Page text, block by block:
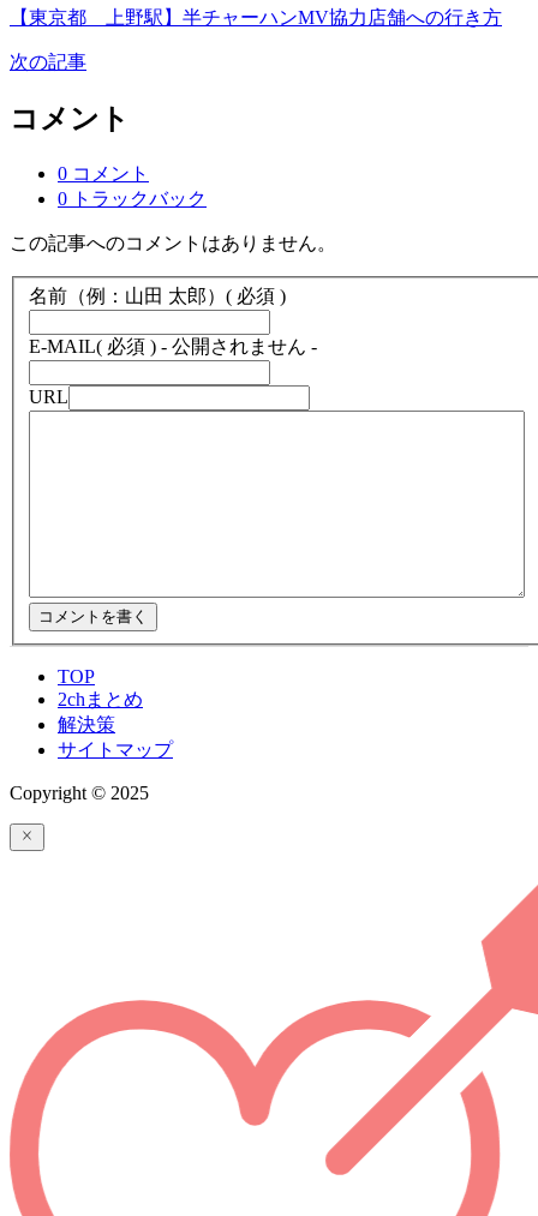
【東京都 上野駅】半チャーハンMV協力店舗への行き方
次の記事
コメント
0 コメント
0 トラックバック
この記事へのコメントはありません。
名前（例：山田 太郎） ( 必須 )
E-MAIL( 必須 ) - 公開されません -
URL
TOP
2chまとめ
解決策
サイトマップ
Copyright © 2025